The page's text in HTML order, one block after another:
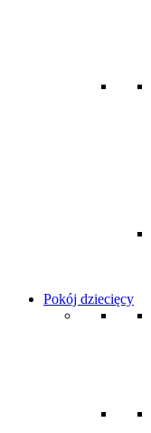
Pokój dziecięcy